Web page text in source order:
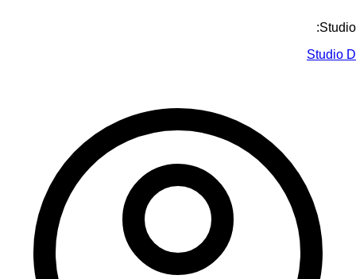
Studio:
Studio D